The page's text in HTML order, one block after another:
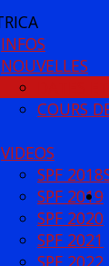
INFOS
NOUVELLES
COURS
VIDEOS
SPF 2018
SPF 2019
SPF 2020
SPF 2021
SPF 2022